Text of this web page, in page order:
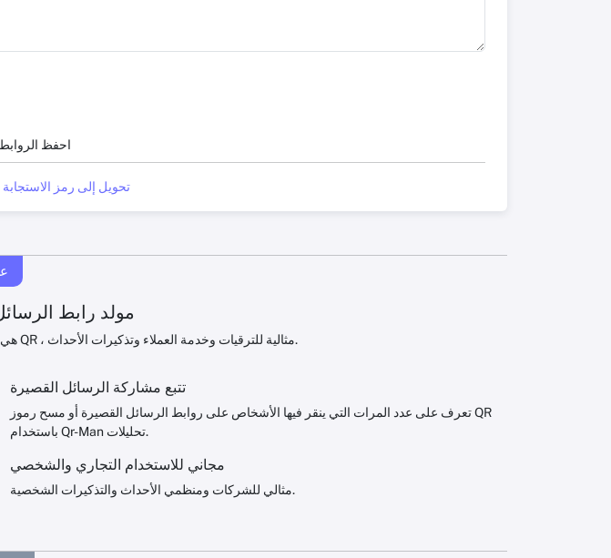
احفظ
تحويل إلى رمز
مولد رابط
Qr-Man هي أداة مجانية لإنشاء روابط الرسائل القصيرة ورموز QR ، مثالية للترقيات وخدمة العملاء وتذكيرات الأحداث.
تتبع مشاركة الرسائل القصيرة
تعرف على عدد المرات التي ينقر فيها الأشخاص على روابط الرسائل القصيرة أو مسح رموز QR
باستخدام Qr-Man تحليلات.
مجاني للاستخدام التجاري والشخصي
مثالي للشركات ومنظمي الأحداث والتذكيرات الشخصية.